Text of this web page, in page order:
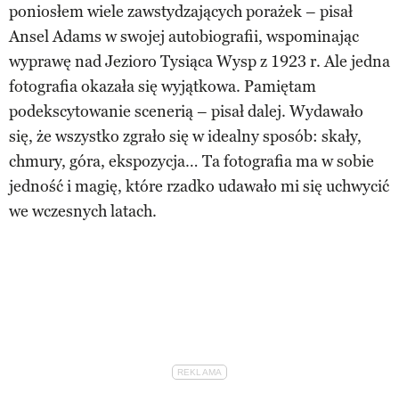
poniosłem wiele zawstydzających porażek – pisał
Ansel Adams w swojej autobiografii, wspominając
wyprawę nad Jezioro Tysiąca Wysp z 1923 r. Ale jedna
fotografia okazała się wyjątkowa. Pamiętam
podekscytowanie scenerią – pisał dalej. Wydawało
się, że wszystko zgrało się w idealny sposób: skały,
chmury, góra, ekspozycja… Ta fotografia ma w sobie
jedność i magię, które rzadko udawało mi się uchwycić
we wczesnych latach.